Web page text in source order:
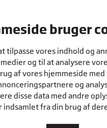
bruger
tilpasse vores indhold og
og til at analysere
af vores hjemmeside
og
disse data med andre
indsamlet fra din brug af